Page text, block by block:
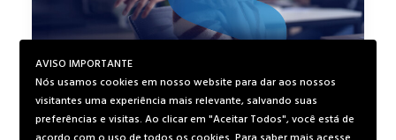
Saúde mental no trabalho:
o impacto da NR-1
AVISO IMPORTANTE
Nós usamos cookies em nosso website para dar aos nossos
visitantes uma experiência mais relevante, salvando suas
preferências e visitas. Ao clicar em "Aceitar Todos", você está de